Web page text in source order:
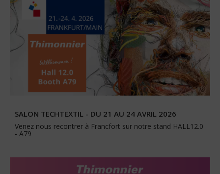
SALON TECHTEXTIL - DU 21 AU 24 AVRIL 2026
Venez nous recontrer à Francfort sur notre stand HALL12.0
- A79